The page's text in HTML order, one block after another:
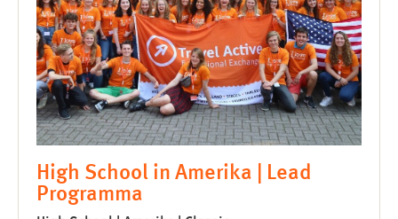
High School in Amerika | Lead
Programma